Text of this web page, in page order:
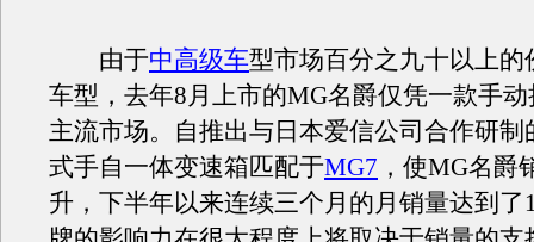
由于中高级车型市场百分之九十以上的
车型，去年8月上市的MG名爵仅凭一款手
主流市场。自推出与日本爱信公司合作研制
式手自一体变速箱匹配于MG7 ，使MG名爵
升，下半年以来连续三个月的月销量达到了